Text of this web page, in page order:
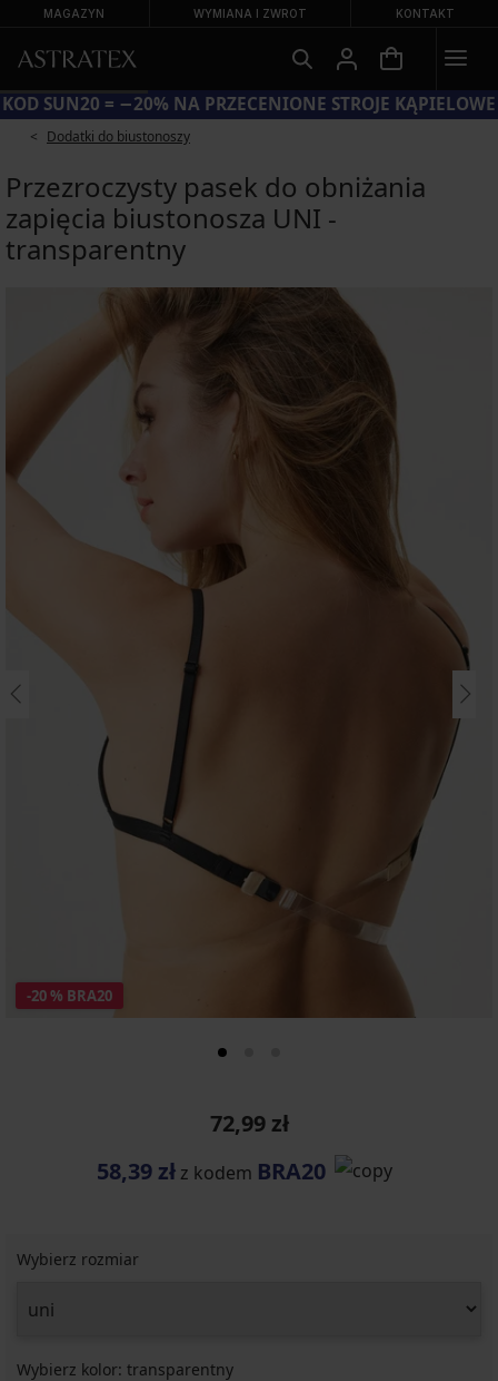
MAGAZYN WYMIANA I ZWROT KONTAKT
KOD SUN20 = −20% NA PRZECENIONE STROJE KĄPIELOWE
Dodatki do biustonoszy
Przezroczysty pasek do obniżania
zapięcia biustonosza UNI -
transparentny
-20 % BRA20
72,99 zł
58,39 zł z kodem BRA20
Wybierz rozmiar
Wybierz kolor: transparentny